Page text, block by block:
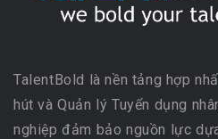
TalentBold là nền tảng hợp
hút và Quản lý Tuyển dụng
nghiệp đảm bảo nguồn lực